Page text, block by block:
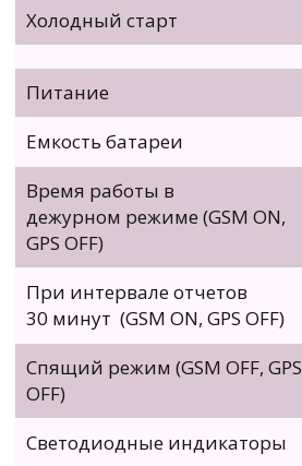
Холодный старт
Питание
Емкость батареи
Время работы в
дежурном режиме (GSM ON,
GPS OFF)
При интервале отчетов
30 минут (GSM ON, GPS OFF)
Спящий режим (GSM OFF, GPS
OFF)
Светодиодные индикаторы